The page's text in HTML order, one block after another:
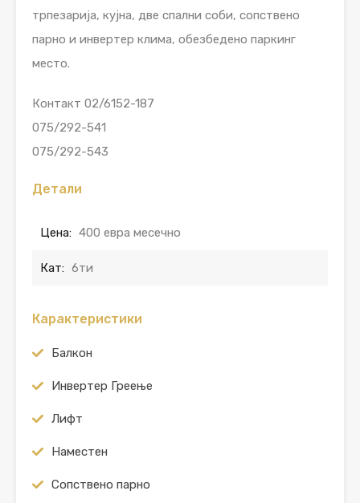
трпезарија, кујна, две спални соби, сопствено
парно и инвертер клима, обезбедено паркинг
место.
Контакт 02/6152-187
075/292-541
075/292-543
Детали
Цена: 400 евра месечно
Кат: 6ти
Карактеристики
Балкон
Инвертер Греење
Лифт
Наместен
Сопствено парно